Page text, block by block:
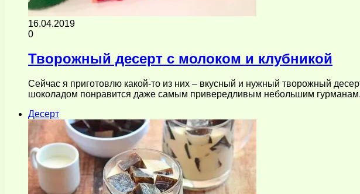
16.04.2019
0
Творожный десерт с молоком и клубникой
Сейчас я приготовлю какой-то из них – вкусный и нужный творожный
шоколадом понравится даже самым привередливым небольшим
Десерт